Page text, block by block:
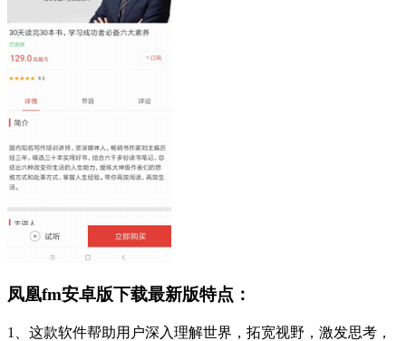
凤凰fm安卓版下载最新版特点：
1、这款软件帮助用户深入理解世界，拓宽视野，激发思考，